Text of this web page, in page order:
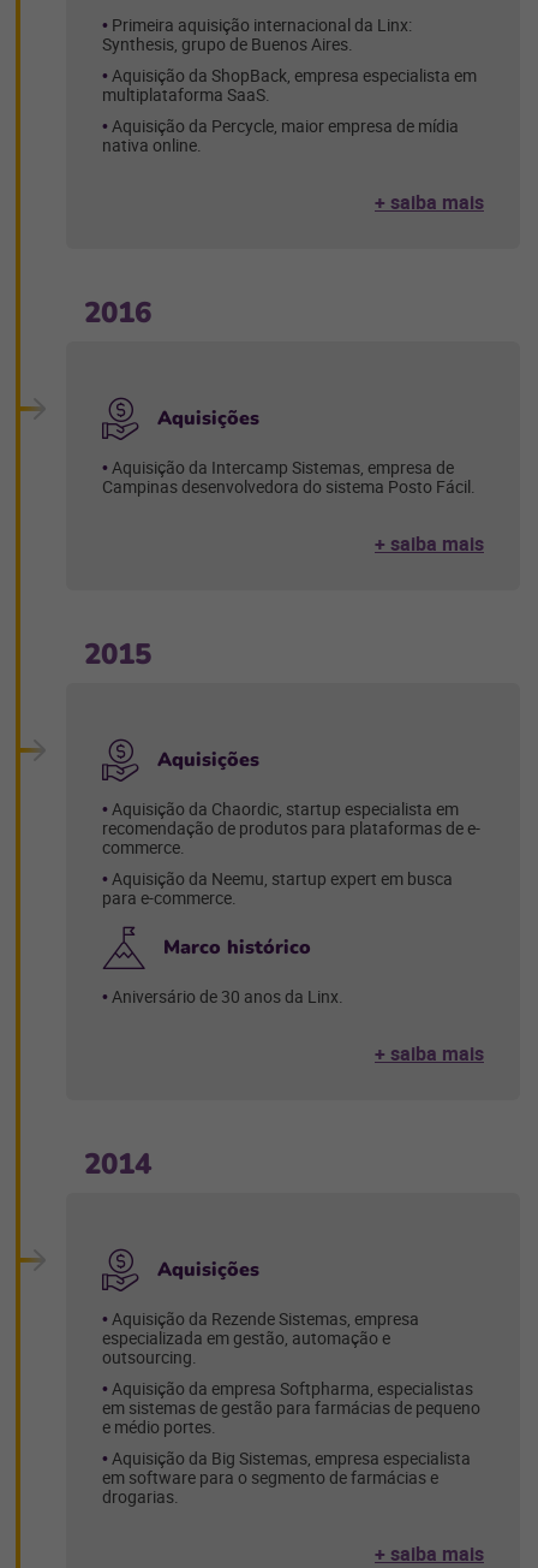
Primeira aquisição internacional da Linx:
Synthesis, grupo de Buenos Aires.
Aquisição da ShopBack, empresa especialista em
multiplataforma SaaS.
Aquisição da Percycle, maior empresa de mídia
nativa online.
+ saiba mais
2016
Aquisições
Aquisição da Intercamp Sistemas, empresa de
Campinas desenvolvedora do sistema Posto Fácil.
+ saiba mais
2015
Aquisições
Aquisição da Chaordic, startup especialista em
recomendação de produtos para plataformas de e-
commerce.
Aquisição da Neemu, startup expert em busca
para e-commerce.
Marco histórico
Aniversário de 30 anos da Linx.
+ saiba mais
2014
Aquisições
Aquisição da Rezende Sistemas, empresa
especializada em gestão, automação e
outsourcing.
Aquisição da empresa Softpharma, especialistas
em sistemas de gestão para farmácias de pequeno
e médio portes.
Aquisição da Big Sistemas, empresa especialista
em software para o segmento de farmácias e
drogarias.
+ saiba mais